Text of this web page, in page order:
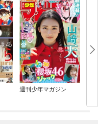
週刊少年マガジン
週